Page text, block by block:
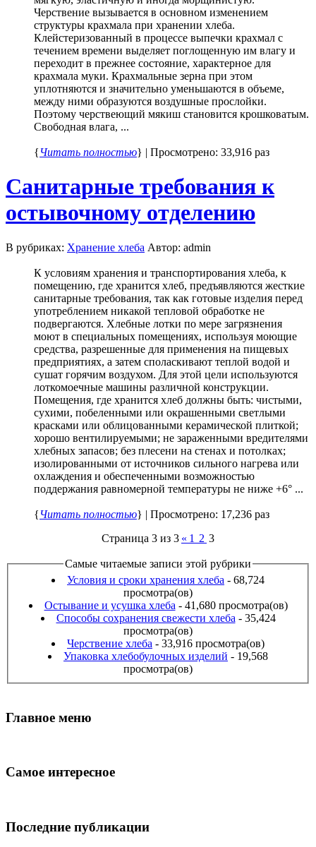
Черствение вызывается в основном изменением
структуры крахмала при хранении хлеба.
Клейстеризованный в процессе выпечки крахмал с
течением времени выделяет поглощенную им влагу и
переходит в прежнее состояние, характерное для
крахмала муки. Крахмальные зерна при этом
уплотняются и значительно уменьшаются в объеме,
между ними образуются воздушные прослойки.
Поэтому черствеющий мякиш становится крошковатым.
Свободная влага, ...
{Читать полностью} | Просмотрено: 33,916 раз
Санитарные требования к
остывочному отделению
В рубриках: Хранение хлеба Автор: admin
К условиям хранения и транспортирования хлеба, к
помещению, где хранится хлеб, предъявляются жесткие
санитарные требования, так как готовые изделия перед
употреблением никакой тепловой обработке не
подвергаются. Хлебные лотки по мере загрязнения
моют в специальных помещениях, используя моющие
средства, разрешенные для применения на пищевых
предприятиях, а затем споласкивают теплой водой и
сушат горячим воздухом. Для этой цели используются
лоткомоечные машины различной конструкции.
Помещения, где хранится хлеб должны быть: чистыми,
сухими, побеленными или окрашенными светлыми
красками или облицованными керамической плиткой;
хорошо вентилируемыми; не зараженными вредителями
хлебных запасов; без плесени на стенах и потолках;
изолированными от источников сильного нагрева или
охлаждения и обеспеченными возможностью
поддержания равномерной температуры не ниже +6° ...
{Читать полностью} | Просмотрено: 17,236 раз
Страница 3 из 3 « 1 2 3
Самые читаемые записи этой рубрики
Условия и сроки хранения хлеба - 68,724
просмотра(ов)
Остывание и усушка хлеба - 41,680 просмотра(ов)
Способы сохранения свежести хлеба - 35,424
просмотра(ов)
Черствение хлеба - 33,916 просмотра(ов)
Упаковка хлебобулочных изделий - 19,568
просмотра(ов)
Главное меню
Самое интересное
Последние публикации